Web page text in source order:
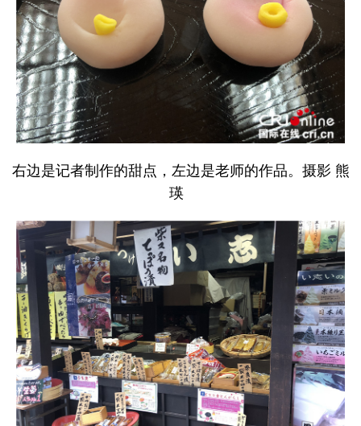
右边是记者制作的甜点，左边是老师的作品。摄影 熊
瑛